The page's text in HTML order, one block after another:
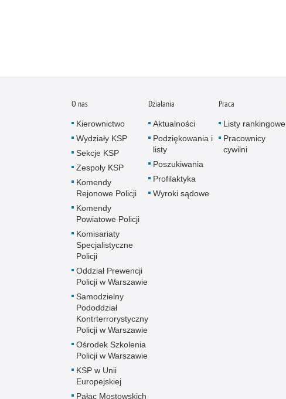
O nas
Kierownictwo
Wydziały KSP
Sekcje KSP
Zespoły KSP
Komendy
Rejonowe Policji
Komendy
Powiatowe Policji
Komisariaty
Specjalistyczne
Policji
Oddział Prewencji
Policji w Warszawie
Samodzielny
Pododdział
Kontrterrorystyczny
Policji w Warszawie
Ośrodek Szkolenia
Policji w Warszawie
KSP w Unii
Europejskiej
Pałac Mostowskich
Działania
Aktualności
Podziękowania i
listy
Poszukiwania
Profilaktyka
Wyroki sądowe
Praca
Listy rankingowe
Pracownicy
cywilni